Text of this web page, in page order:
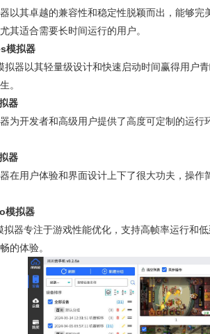
以其卓越的兼容性和稳定性脱颖而出，能够
其适合需要长时间运行的用户。
模拟器
拟器以其轻量级设计和快速启动时间赢得用户
。
器
为开发者和高级用户提供了高度可定制的运
器
在用户体验和界面设计上下了很大功夫，操
模拟器
拟器专注于游戏性能优化，支持高帧率运行和
的体验。